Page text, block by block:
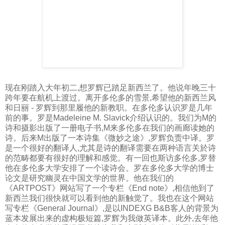
现在刚踏入大年初二,想罗辉已踏足新西兰了。他说年晚三十
跨年要在航机上渡过。离开多伦多的雪景,希望他的新西兰风
和日丽 - 罗辉到那里履他的新教职。在多伦多认识罗是几年
前的事。罗是Madeleine M. Slavick介绍认识的。我们为M的
诗和摄影出版了一册电子书,M来多伦多在我们的画廊读她的
诗。后来M出版了一本诗集《微妙之途》,罗辉负责中译。罗
是一个很好的翻译人,尤其是诗的翻译需要在两种语言关於诗
的范畴都要有很好的理解和感觉。有一回也斯访多伦多,罗替
他在多伦多大学安排了一个读诗会。罗在多伦多大学的博士
论文是研究幽灵在中国文学的世界。他在我们的
《ARTPOST》网站写了一个专栏《End note》,相信他到了
新西兰我们很快就可以看到他的新触觉了。我也在这个网站
写专栏《General Journal》,是以INDEXG B&B客人的背景为
蓝本发展出来的虚构极短篇,罗辉为我做英译本。此外,去年他